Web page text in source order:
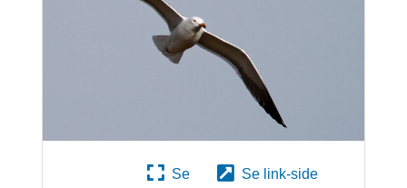
Se
Se link-side